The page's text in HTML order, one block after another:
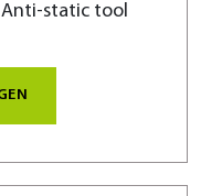
Anti-static tool